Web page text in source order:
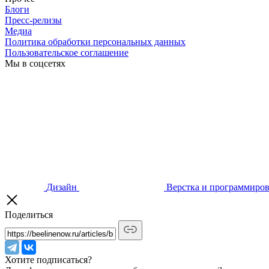
Блоги
Пресс-релизы
Медиа
Политика обработки персональных данных
Пользовательское соглашение
Мы в соцсетях
Дизайн Верстка и
Поделиться
Хотите подписаться?